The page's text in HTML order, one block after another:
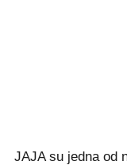
JAJA su jedna od